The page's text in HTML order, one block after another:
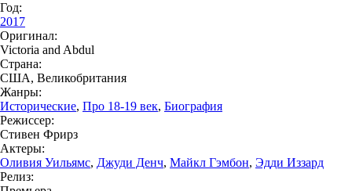
Год:
2017
Оригинал:
Victoria and Abdul
Страна:
США, Великобритания
Жанры:
Исторические, Про 18-19 век, Биография
Режиссер:
Стивен Фрирз
Актеры:
Оливия Уильямс, Джуди Денч, Майкл Гэмбон, Эдди Иззард
Релиз: